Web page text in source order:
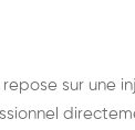
sur une